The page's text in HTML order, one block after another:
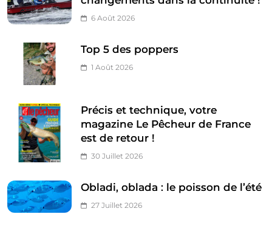
6 Août 2026
Top 5 des poppers
1 Août 2026
Précis et technique, votre
magazine Le Pêcheur de France
est de retour !
30 Juillet 2026
Obladi, oblada : le poisson de l’été
27 Juillet 2026